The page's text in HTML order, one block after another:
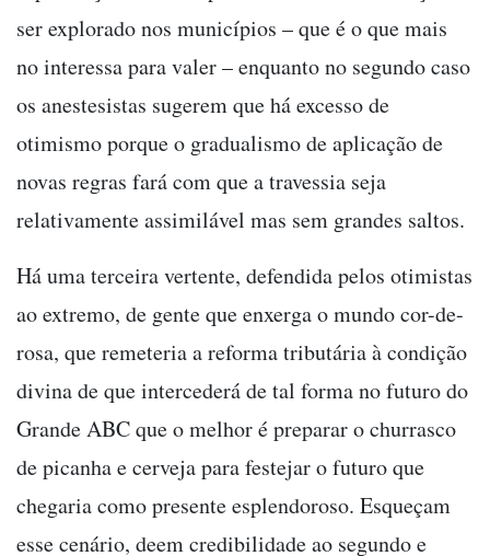
ser explorado nos municípios – que é o que mais
no interessa para valer – enquanto no segundo caso
os anestesistas sugerem que há excesso de
otimismo porque o gradualismo de aplicação de
novas regras fará com que a travessia seja
relativamente assimilável mas sem grandes saltos.
Há uma terceira vertente, defendida pelos otimistas
ao extremo, de gente que enxerga o mundo cor-de-
rosa, que remeteria a reforma tributária à condição
divina de que intercederá de tal forma no futuro do
Grande ABC que o melhor é preparar o churrasco
de picanha e cerveja para festejar o futuro que
chegaria como presente esplendoroso. Esqueçam
esse cenário, deem credibilidade ao segundo e